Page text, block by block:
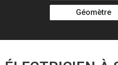
Géomètre